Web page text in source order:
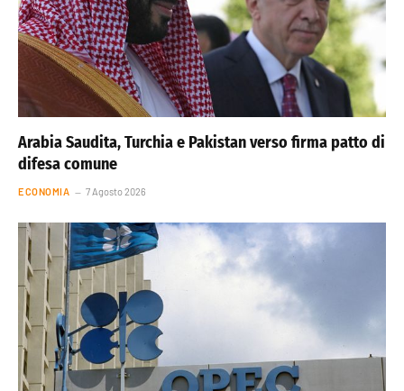
Arabia Saudita, Turchia e Pakistan verso firma patto di
difesa comune
ECONOMIA 7 Agosto 2026